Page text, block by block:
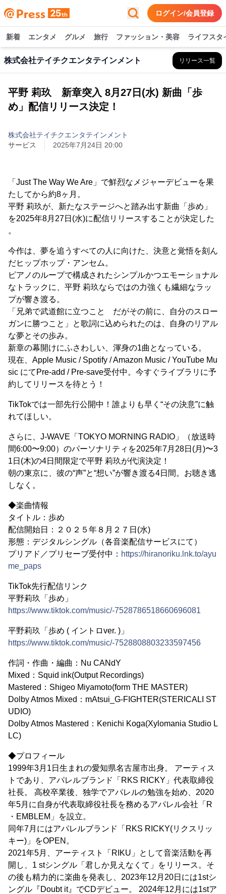
ログイン/会員登録
新着 エンタメ グルメ 旅行 ファッション・美容 ライフスタ
株式会社テイチクエンタテインメント リリース一覧
平野 莉玖 新章突入 8月27日(水) 新曲「歩
め」配信リリース決定！
株式会社テイチクエンタテインメント
サービス
2025年7月24日 20:00
「Just The Way We Are」で鮮烈なメジャーデビューを果
たしてから約8ヶ月。
平野 莉玖が、新たなステージへと踏み出す新曲「歩め」
を2025年8月27日(水)に配信リリースすることが決定した
。
今作は、夢を追うすべての人に向けた、決意と覚悟を刻ん
だヒップホップ・アンセム。
ピアノのループで構成されたシンプルかつエモーショナル
なトラックに、平野 莉玖ならではの力強くも繊細なラッ
プが響き渡る。
「兄弟で武道館に立つこと だがその前に、自分のスロー
ガンに勝つこと」と歌詞に込められたのは、自身のリアル
な夢とその歩み。
新章の幕開けにふさわしい、渾身の1曲となっている。
現在、Apple Music / Spotify / Amazon Music / YouTube Mu
sic にてPre-add / Pre-save受付中。今すぐライブラリに予
約してリリースを待とう！
TikTokでは一部先行公開中！誰よりも早く“その決意”に触
れてほしい。
さらに、J-WAVE「TOKYO MORNING RADIO」（放送時
間6:00〜9:00）のパーソナリティを2025年7月28日(月)〜3
1日(木)の4日間限定で平野 莉玖が代演決定！
朝の東京に、彼の“声”と“想い”が響き渡る4日間。お聴き逃
しなく。
◆楽曲情報
タイトル：歩め
配信開始日：２０２５年８月２７日(水)
形態：デジタルシングル（各音楽配信サービスにて）
プリアド／プリセーブ受付中： https://hiranoriku.lnk.to/ayu
me_paps
TikTok先行配信リンク
平野莉玖「歩め」
https://www.tiktok.com/music/-7528786518660696081
平野莉玖「歩め ( イントロver. )」
https://www.tiktok.com/music/-7528808803233597456
作詞・作曲・編曲：Nu CANdY
Mixed：Squid ink(Output Recordings)
Mastered：Shigeo Miyamoto(form THE MASTER)
Dolby Atmos Mixed：mAtsui_G-FIGHTER(STERICALI ST
UDIO)
Dolby Atmos Mastered：Kenichi Koga(Xylomania Studio L
LC)
◆プロフィール
1999年3月1日生まれの愛知県名古屋市出身。 アーティス
トであり、アパレルブランド「RKS RICKY」代表取締役
社⻑。 高校卒業後、独学でアパレルの勉強を始め、2020
年5月に自身が代表取締役社⻑を務めるアパレル会社「R
・EMBLEM」を設立。
同年7月にはアパレルブランド「RKS RICKY(リクスリッ
キー)」をOPEN。
2021年5月、アーティスト「RIKU」として音楽活動を再
開し、1 stシングル「君しか見えなくて」をリリース。そ
の後も精力的に楽曲を発表し、2023年12月20日には1stシ
ングル『Doubt it』でCDデビュー。 2024年12月には1stア